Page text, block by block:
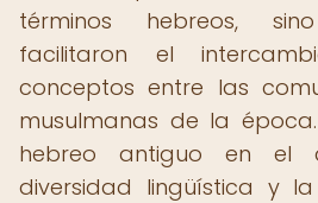
términos hebreos,
facilitaron el
conceptos entre las
musulmanas de la
hebreo antiguo en el
diversidad lingüística y